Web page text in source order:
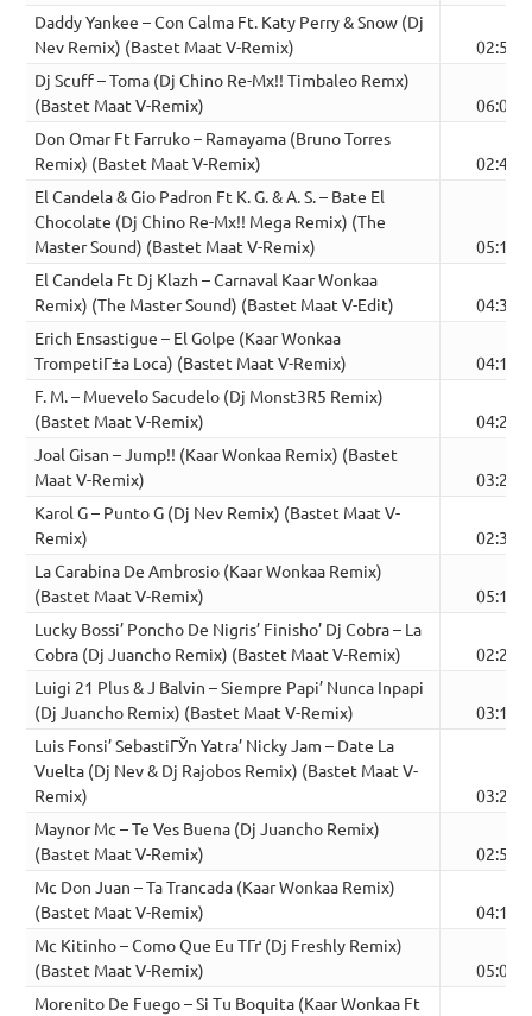
Daddy Yankee – Con Calma Ft. Katy Perry & Snow (Dj
Nev Remix) (Bastet Maat V-Remix)
02:50
Dj Scuff – Toma (Dj Chino Re-Mx!! Timbaleo Remx)
(Bastet Maat V-Remix)
06:07
Don Omar Ft Farruko – Ramayama (Bruno Torres
Remix) (Bastet Maat V-Remix)
02:46
El Candela & Gio Padron Ft K. G. & A. S. – Bate El
Chocolate (Dj Chino Re-Mx!! Mega Remix) (The
Master Sound) (Bastet Maat V-Remix)
05:15
El Candela Ft Dj Klazh – Carnaval Kaar Wonkaa
Remix) (The Master Sound) (Bastet Maat V-Edit)
04:39
Erich Ensastigue – El Golpe (Kaar Wonkaa
TrompetiГ±a Loca) (Bastet Maat V-Remix)
04:18
F. M. – Muevelo Sacudelo (Dj Monst3R5 Remix)
(Bastet Maat V-Remix)
04:20
Joal Gisan – Jump!! (Kaar Wonkaa Remix) (Bastet
Maat V-Remix)
03:24
Karol G – Punto G (Dj Nev Remix) (Bastet Maat V-
Remix)
02:35
La Carabina De Ambrosio (Kaar Wonkaa Remix)
(Bastet Maat V-Remix)
05:19
Lucky Bossi’ Poncho De Nigris’ Finisho’ Dj Cobra – La
Cobra (Dj Juancho Remix) (Bastet Maat V-Remix)
02:20
Luigi 21 Plus & J Balvin – Siempre Papi’ Nunca Inpapi
(Dj Juancho Remix) (Bastet Maat V-Remix)
03:14
Luis Fonsi’ SebastiГЎn Yatra’ Nicky Jam – Date La
Vuelta (Dj Nev & Dj Rajobos Remix) (Bastet Maat V-
Remix)
03:25
Maynor Mc – Te Ves Buena (Dj Juancho Remix)
(Bastet Maat V-Remix)
02:56
Mc Don Juan – Ta Trancada (Kaar Wonkaa Remix)
(Bastet Maat V-Remix)
04:16
Mc Kitinho – Como Que Eu TГґ (Dj Freshly Remix)
(Bastet Maat V-Remix)
05:00
Morenito De Fuego – Si Tu Boquita (Kaar Wonkaa Ft